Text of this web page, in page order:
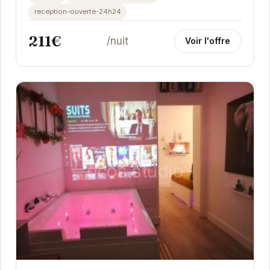
reception-ouverte-24h24
211€ /nuit Voir l'offre